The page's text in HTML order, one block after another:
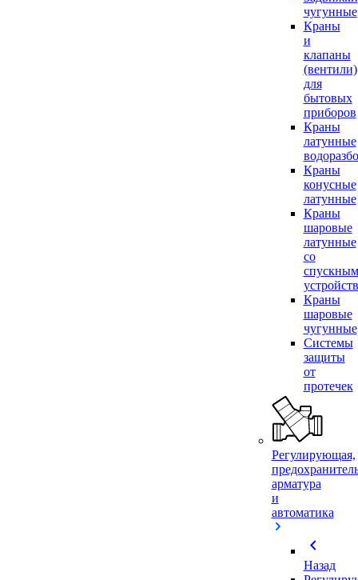
чугунные
Краны
и
клапаны
(вентили)
для
бытовых
приборов
Краны
латунные
Краны
конусные
латунные
Краны
шаровые
латунные
со
спускным
Краны
шаровые
чугунные
Системы
защиты
от
протечек
Регулирующая,
арматура
и
автоматика
chevron_left
Назад